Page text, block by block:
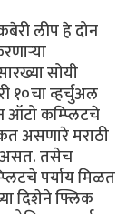
लीप हे दोन
सोयी
१०चा व्हर्चुअल
ऑटो कम्प्लिटचे
असणारे मराठी
असत. तसेच
पर्याय मिळत
दिशेने फ्लिक